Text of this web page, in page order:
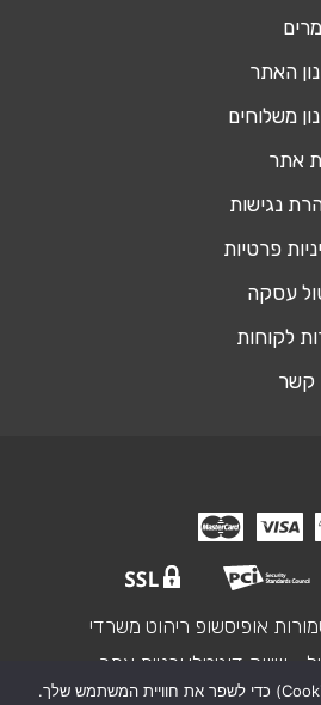
האתר
משלוחים
אתר
נגישות
פרטיות
עסקה
לקוחות
קשר
אופיסשופ ריהוט משרדי
שיווק דיגיטלי ובניית אתר
אנו משתמשים בעוגיות (Cookies) כדי לשפר את חוויית המשתמש שלך.